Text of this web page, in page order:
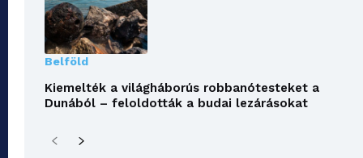
Belföld
Kiemelték a világháborús robbanótesteket a
Dunából – feloldották a budai lezárásokat